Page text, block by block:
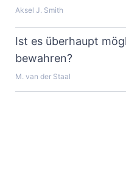
Aksel J. Smith
Ist es überhaupt
bewahren?
M. van der Staal